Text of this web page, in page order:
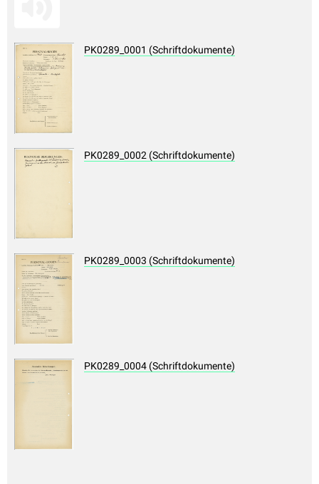
PK0289_0001 (Schriftdokumente)
PK0289_0002 (Schriftdokumente)
PK0289_0003 (Schriftdokumente)
PK0289_0004 (Schriftdokumente)